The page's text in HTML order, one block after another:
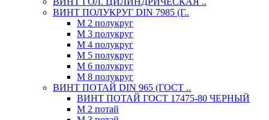
ВИНТ ПОЛУКРУГ DIN 7985 (Г..
М 2 полукруг
М 3 полукруг
М 4 полукруг
М 5 полукруг
М 6 полукруг
М 8 полукруг
ВИНТ ПОТАЙ DIN 965 (ГОСТ ..
ВИНТ ПОТАЙ ГОСТ 17475-80 ЧЕРНЫЙ
М 2 потай